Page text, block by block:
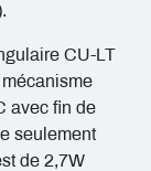
CU-LT
avec fin de
seulement
de 2,7W